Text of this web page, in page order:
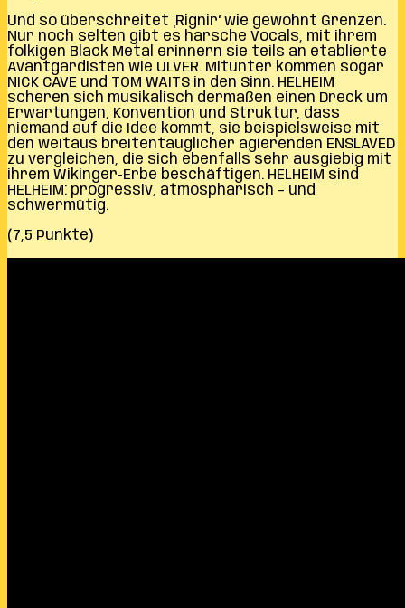
Und so überschreitet ‚Rignir‘ wie gewohnt Grenzen.
Nur noch selten gibt es harsche Vocals, mit ihrem
folkigen Black Metal erinnern sie teils an etablierte
Avantgardisten wie ULVER. Mitunter kommen sogar
NICK CAVE und TOM WAITS in den Sinn. HELHEIM
scheren sich musikalisch dermaßen einen Dreck um
Erwartungen, Konvention und Struktur, dass
niemand auf die Idee kommt, sie beispielsweise mit
den weitaus breitentauglicher agierenden ENSLAVED
zu vergleichen, die sich ebenfalls sehr ausgiebig mit
ihrem Wikinger-Erbe beschäftigen. HELHEIM sind
HELHEIM: progressiv, atmosphärisch – und
schwermütig.
(7,5 Punkte)